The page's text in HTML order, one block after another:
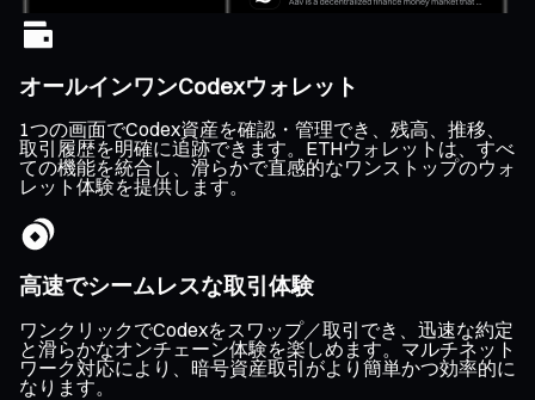
オールインワンCodexウォレット
1つの画面でCodex資産を確認・管理でき、残高、推移、
取引履歴を明確に追跡できます。ETHウォレットは、すべ
ての機能を統合し、滑らかで直感的なワンストップのウォ
レット体験を提供します。
高速でシームレスな取引体験
ワンクリックでCodexをスワップ／取引でき、迅速な約定
と滑らかなオンチェーン体験を楽しめます。マルチネット
ワーク対応により、暗号資産取引がより簡単かつ効率的に
なります。